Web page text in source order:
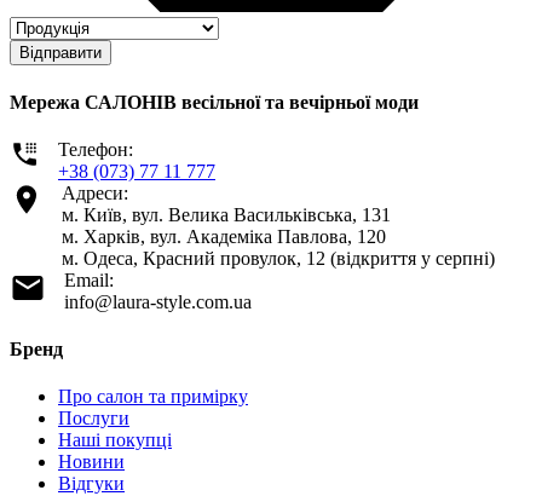
Відправити
Мережа САЛОНІВ весільної та вечірньої моди
Телефон:
+38 (073) 77 11 777
Адреси:
м. Київ, вул. Велика Васильківська, 131
м. Харків, вул. Академіка Павлова, 120
м. Одеса, Красний провулок, 12 (відкриття у серпні)
Email:
info@laura-style.com.ua
Бренд
Про салон та примірку
Послуги
Наші покупці
Новини
Відгуки